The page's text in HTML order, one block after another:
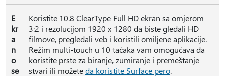
E
kr
a
n
o
se
Koristite 10.8 ClearType Full HD ekran sa omjerom
3:2 i rezolucijom 1920 x 1280 da biste gledali HD
filmove, pregledali veb i koristili omiljene aplikacije.
Režim multi-touch u 10 tačaka vam omogućava da
koristite prste za biranje, zumiranje i premeštanje
stvari ili možeteda koristite Surface pero.